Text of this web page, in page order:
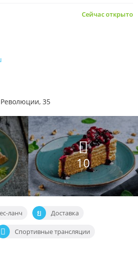
10
ланч Доставка
Спортивные трансляции
35
Сейчас открыто